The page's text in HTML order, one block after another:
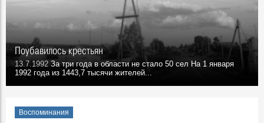
Поубавилось крестьян
13.7.1992 За три года в области не стало 50 сел На 1 января
1992 года из 1443,7 тысячи жителей...
Воспоминания